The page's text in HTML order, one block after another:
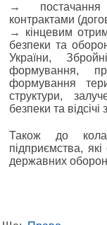
→ постачання
контрактами
→ кінцевим
безпеки та
України,
формування,
формування
структури,
безпеки та відсічі
Також до кола
підприємства,
державних